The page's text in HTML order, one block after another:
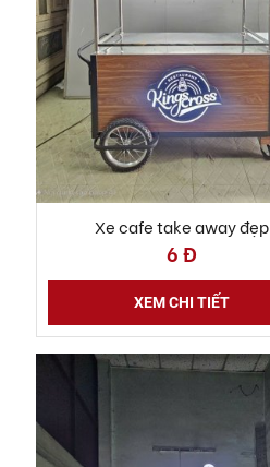
Xe cafe take away đẹp
6 Đ
XEM CHI TIẾT